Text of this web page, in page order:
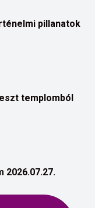
pillanatok
templomból
2026.07.27.